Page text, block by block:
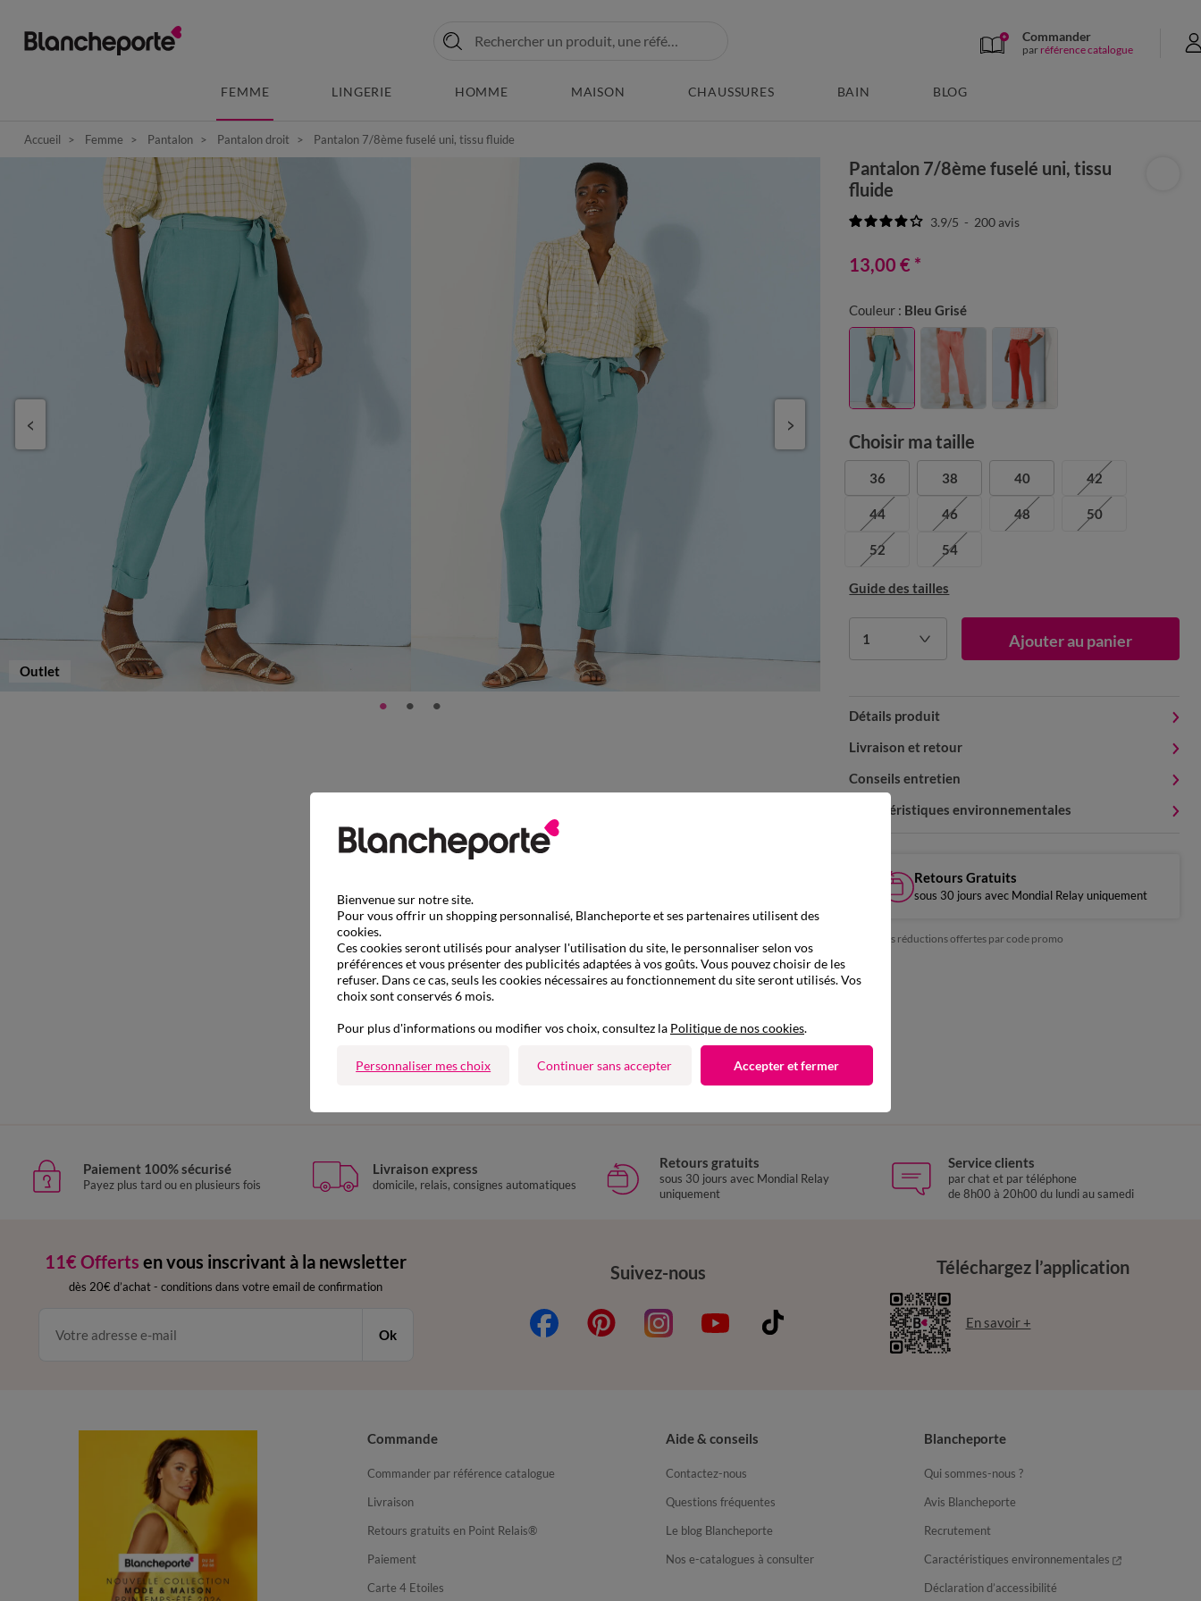
Commander
par référence catalogue
FEMME LINGERIE HOMME MAISON CHAUSSURES BAIN BLOG
Accueil Femme Pantalon Pantalon droit Pantalon 7/8ème fuselé uni, tissu fluide
Outlet
Pantalon 7/8ème fuselé uni, tissu
fluide
3.9/5 - 200avis
13,00 € *
Couleur : Bleu Grisé
Choisir ma taille
36 38 40 42
44 46 48 50
52 54
Guide des tailles
1 Ajouter au panier
Détails produit
Livraison et retour
Conseils entretien
Caractéristiques environnementales
Retours Gratuits
sous 30 jours avec Mondial Relay uniquement
*exclu des réductions offertes par code promo
D'autres idées de Pantalon droit
Pantalon droit
Paiement 100% sécurisé
Payez plus tard ou en plusieurs fois
Livraison express
domicile, relais, consignes automatiques
Retours gratuits
sous 30 jours avec Mondial Relay
uniquement
Service clients
par chat et par téléphone
de 8h00 à 20h00 du lundi au samedi
11€ Offerts en vous inscrivant à la newsletter
dès 20€ d’achat - conditions dans votre email de confirmation
Ok
Suivez-nous Téléchargez l’application
En savoir +
Commande
Commander par référence catalogue
Livraison
Retours gratuits en Point Relais®
Paiement
Carte 4 Etoiles
Aide & conseils
Contactez-nous
Questions fréquentes
Le blog Blancheporte
Nos e-catalogues à consulter
Blancheporte
Qui sommes-nous ?
Avis Blancheporte
Recrutement
Caractéristiques environnementales
Déclaration d’accessibilité
Bienvenue sur notre site.
Pour vous offrir un shopping personnalisé, Blancheporte et ses partenaires utilisent des
cookies.
Ces cookies seront utilisés pour analyser l'utilisation du site, le personnaliser selon vos
préférences et vous présenter des publicités adaptées à vos goûts. Vous pouvez choisir de les
refuser. Dans ce cas, seuls les cookies nécessaires au fonctionnement du site seront utilisés. Vos
choix sont conservés 6 mois.
Pour plus d'informations ou modifier vos choix, consultez la Politique de nos cookies.
Personnaliser mes choix Continuer sans accepter Accepter et fermer